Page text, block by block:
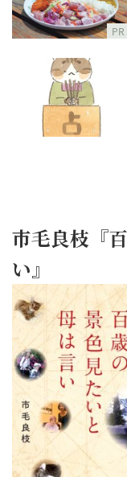
PR
市毛良枝『
い』